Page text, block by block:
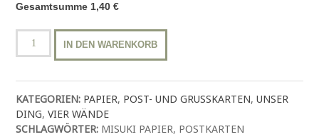
Gesamtsumme 1,40€
Menge
IN DEN WARENKORB
KATEGORIEN: PAPIER, POST- UND GRUSSKARTEN ,UNSER
DING,VIER WÄNDE
SCHLAGWÖRTER: MISUKI PAPIER, POSTKARTEN